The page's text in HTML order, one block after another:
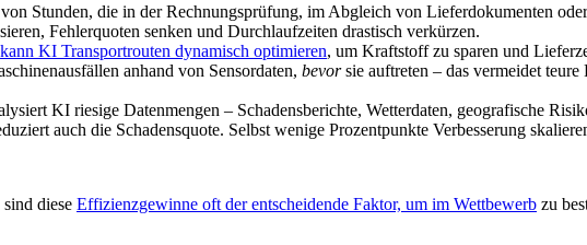
Stunden, die in der Rechnungsprüfung, im Abgleich von Lieferdokumenten
Fehlerquoten senken und Durchlaufzeiten drastisch verkürzen.
kann KI Transportrouten dynamisch optimieren, um Kraftstoff zu sparen und
anhand von Sensordaten, bevorsie auftreten – das vermeidet
KI riesige Datenmengen – Schadensberichte, Wetterdaten, geografische
auch die Schadensquote. Selbst wenige Prozentpunkte Verbesserung
diese Effizienzgewinne oft der entscheidende Faktor, um im Wettbewerb zu